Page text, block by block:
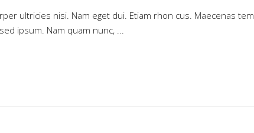
ultricies nisi. Nam eget dui. Etiam rhon cus. Maecenas
ipsum. Nam quam nunc,